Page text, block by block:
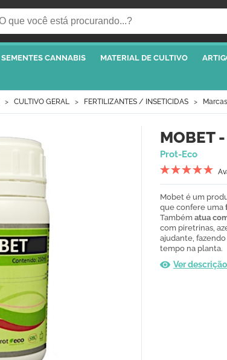
SEMENTES CANNABIS MATERIAL DE CULTIVO
CULTIVO GERAL FERTILIZANTES / INSETICIDAS Marcas
MOBET
Prot-Eco
Mobet é um
que confere uma
Também atua
com piretrinas,
ajudante,
tempo na planta.
Ver